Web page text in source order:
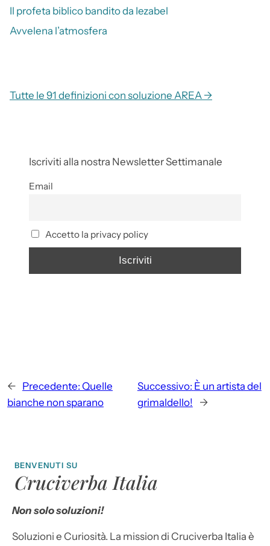
Il profeta biblico bandito da Iezabel
Avvelena l’atmosfera
Tutte le 91 definizioni con soluzione AREA →
Iscriviti alla nostra Newsletter Settimanale
Email
Accetto la privacy policy
← Precedente: Quelle
bianche non sparano
Successivo: È un artista del
grimaldello!
→
BENVENUTI SU
Cruciverba Italia
Non solo soluzioni!
Soluzioni e Curiosità. La mission di Cruciverba Italia è